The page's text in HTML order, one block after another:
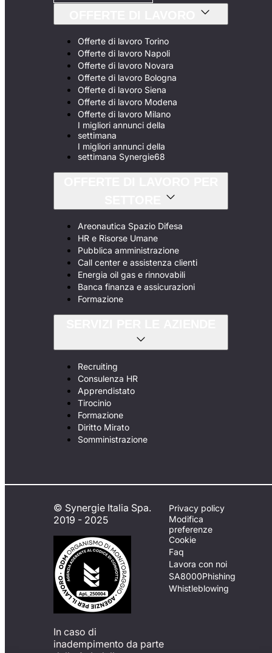
Offerte di lavoro Torino
Offerte di lavoro Napoli
Offerte di lavoro Novara
Offerte di lavoro Bologna
Offerte di lavoro Siena
Offerte di lavoro Modena
Offerte di lavoro Milano
I migliori annunci della
settimana
I migliori annunci della
settimana Synergie68
Areonautica Spazio Difesa
HR e Risorse Umane
Pubblica amministrazione
Call center e assistenza clienti
Energia oil gas e rinnovabili
Banca finanza e assicurazioni
Formazione
Recruiting
Consulenza HR
Apprendistato
Tirocinio
Formazione
Diritto Mirato
Somministrazione
© Synergie Italia Spa.
2019 - 2025
In caso di
inadempimento da parte
Privacy policy
Modifica
preferenze
Cookie
Faq
Lavora con noi
SA8000Phishing
Whistleblowing